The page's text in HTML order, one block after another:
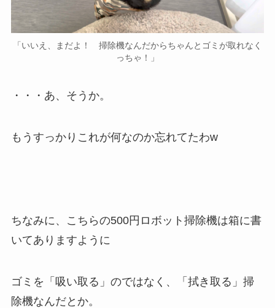
「いいえ、まだよ！ 掃除機なんだからちゃんとゴミが取れなく
っちゃ！」
・・・あ、そうか。
もうすっかりこれが何なのか忘れてたわw
ちなみに、こちらの500円ロボット掃除機は箱に書
いてありますように
ゴミを「吸い取る」のではなく、「拭き取る」掃
除機なんだとか。